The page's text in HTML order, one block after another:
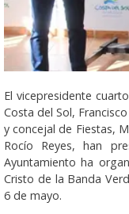
El vicepresidente
Costa del Sol,
y concejal de Fiestas,
Rocío Reyes, han
Ayuntamiento ha
Cristo de la Banda
6 de mayo.